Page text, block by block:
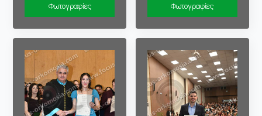
Φωτογραφίες
Φωτογραφίες